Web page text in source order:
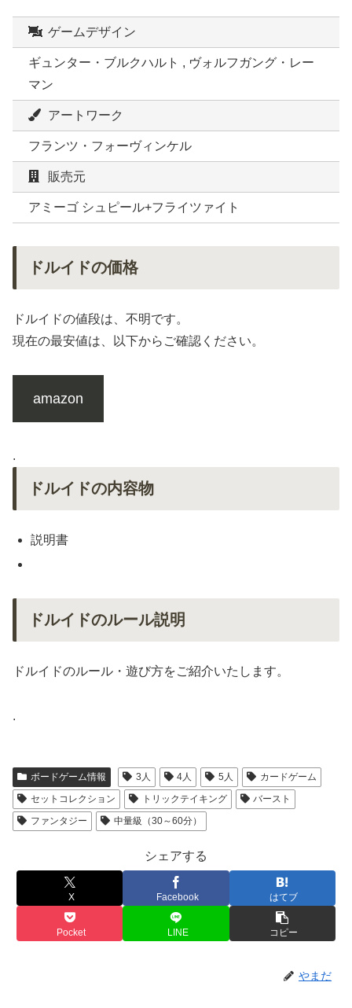
ゲームデザイン
ギュンター・ブルクハルト , ヴォルフガング・レー
マン
アートワーク
フランツ・フォーヴィンケル
販売元
アミーゴ シュピール+フライツァイト
ドルイドの価格
ドルイドの値段は、不明です。
現在の最安値は、以下からご確認ください。
amazon
.
ドルイドの内容物
説明書
ドルイドのルール説明
ドルイドのルール・遊び方をご紹介いたします。
.
ボードゲーム情報 3人 4人 5人
カードゲーム
セットコレクション
トリックテイキング
バースト
ファンタジー
中量級（30～60分）
シェアする
X Facebook はてブ
Pocket LINE コピー
やまだ